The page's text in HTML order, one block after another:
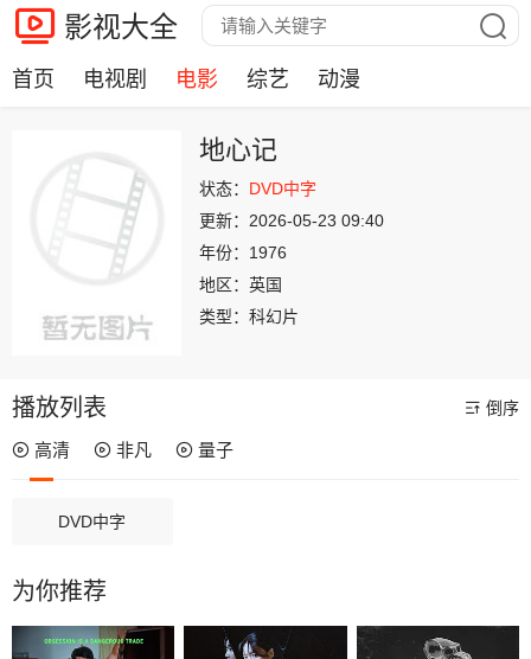
影视大全
首页 电视剧 电影 综艺 动漫
地心记
状态： DVD中字
更新： 2026-05-23 09:40
年份： 1976
地区： 英国
类型： 科幻片
播放列表 倒序
高清 非凡 量子
DVD中字
为你推荐